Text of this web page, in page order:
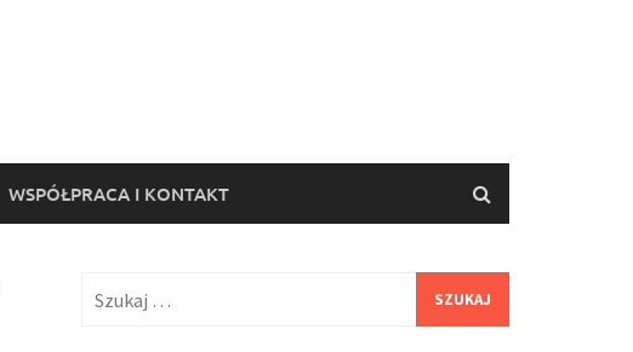
WSPÓŁPRACA I KONTAKT